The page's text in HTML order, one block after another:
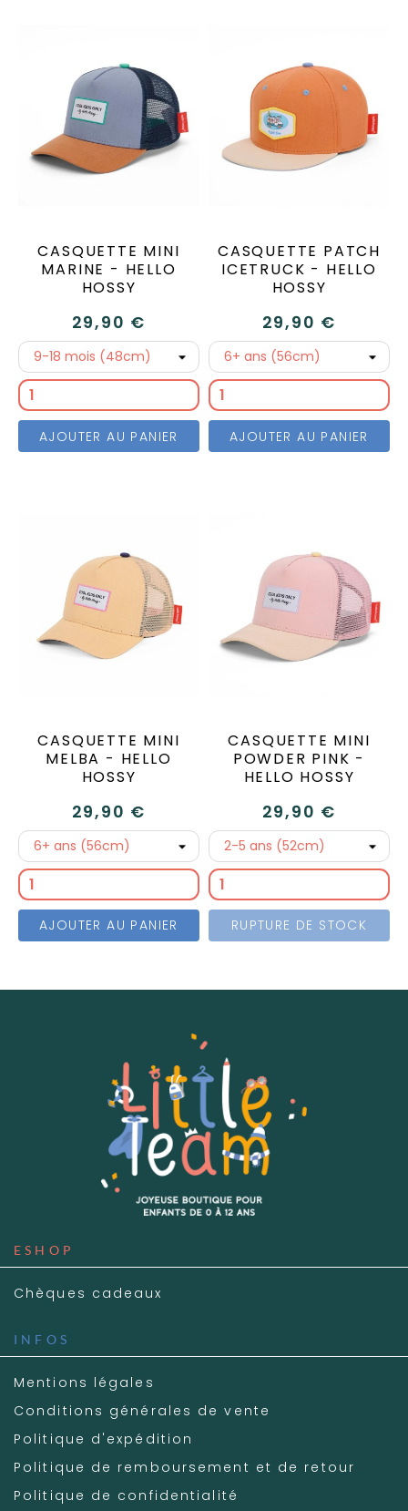
CASQUETTE MINI
MARINE - HELLO
HOSSY
29,90 €
AJOUTER AU PANIER
CASQUETTE PATCH
ICETRUCK - HELLO
HOSSY
29,90 €
AJOUTER AU PANIER
CASQUETTE MINI
MELBA - HELLO
HOSSY
29,90 €
AJOUTER AU PANIER
CASQUETTE MINI
POWDER PINK -
HELLO HOSSY
29,90 €
RUPTURE DE STOCK
ESHOP
Chèques cadeaux
INFOS
Mentions légales
Conditions générales de vente
Politique d'expédition
Politique de remboursement et de retour
Politique de confidentialité